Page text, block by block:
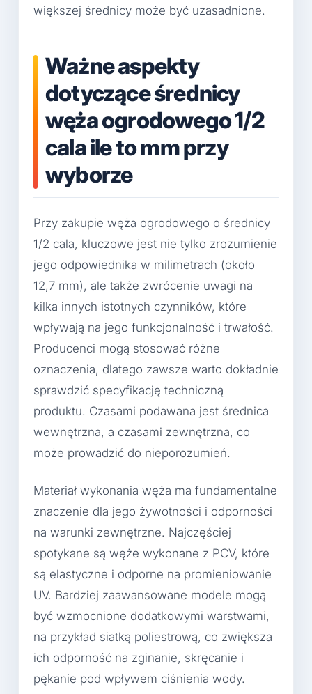
większej średnicy może być uzasadnione.
Ważne aspekty
dotyczące średnicy
węża ogrodowego 1/2
cala ile to mm przy
wyborze
Przy zakupie węża ogrodowego o średnicy
1/2 cala, kluczowe jest nie tylko zrozumienie
jego odpowiednika w milimetrach (około
12,7 mm), ale także zwrócenie uwagi na
kilka innych istotnych czynników, które
wpływają na jego funkcjonalność i trwałość.
Producenci mogą stosować różne
oznaczenia, dlatego zawsze warto dokładnie
sprawdzić specyfikację techniczną
produktu. Czasami podawana jest średnica
wewnętrzna, a czasami zewnętrzna, co
może prowadzić do nieporozumień.
Materiał wykonania węża ma fundamentalne
znaczenie dla jego żywotności i odporności
na warunki zewnętrzne. Najczęściej
spotykane są węże wykonane z PCV, które
są elastyczne i odporne na promieniowanie
UV. Bardziej zaawansowane modele mogą
być wzmocnione dodatkowymi warstwami,
na przykład siatką poliestrową, co zwiększa
ich odporność na zginanie, skręcanie i
pękanie pod wpływem ciśnienia wody.